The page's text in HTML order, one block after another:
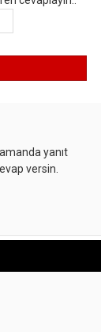
yanıt
versin.